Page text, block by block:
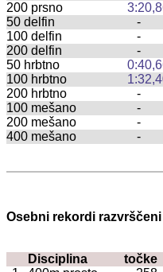
200 prsno
50 delfin
-
100 delfin -
200 delfin -
50 hrbtno
100 hrbtno
200 hrbtno
-
100 mešano -
200 mešano -
400 mešano -
Osebni rekordi
Disciplina
točke